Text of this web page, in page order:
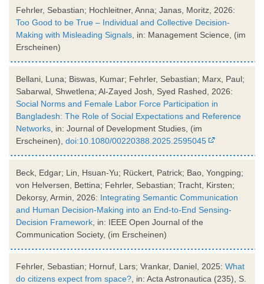
Fehrler, Sebastian; Hochleitner, Anna; Janas, Moritz, 2026:
Too Good to be True – Individual and Collective Decision-
Making with Misleading Signals , in: Management Science, (im
Erscheinen)
Bellani, Luna; Biswas, Kumar; Fehrler, Sebastian; Marx, Paul;
Sabarwal, Shwetlena; Al-Zayed Josh, Syed Rashed, 2026:
Social Norms and Female Labor Force Participation in
Bangladesh: The Role of Social Expectations and Reference
Networks , in: Journal of Development Studies, (im
Erscheinen), doi:10.1080/00220388.2025.2595045
Beck, Edgar; Lin, Hsuan-Yu; Rückert, Patrick; Bao, Yongping;
von Helversen, Bettina; Fehrler, Sebastian; Tracht, Kirsten;
Dekorsy, Armin, 2026: Integrating Semantic Communication
and Human Decision-Making into an End-to-End Sensing-
Decision Framework , in: IEEE Open Journal of the
Communication Society, (im Erscheinen)
Fehrler, Sebastian; Hornuf, Lars; Vrankar, Daniel, 2025: What
do citizens expect from space? , in: Acta Astronautica (235), S.